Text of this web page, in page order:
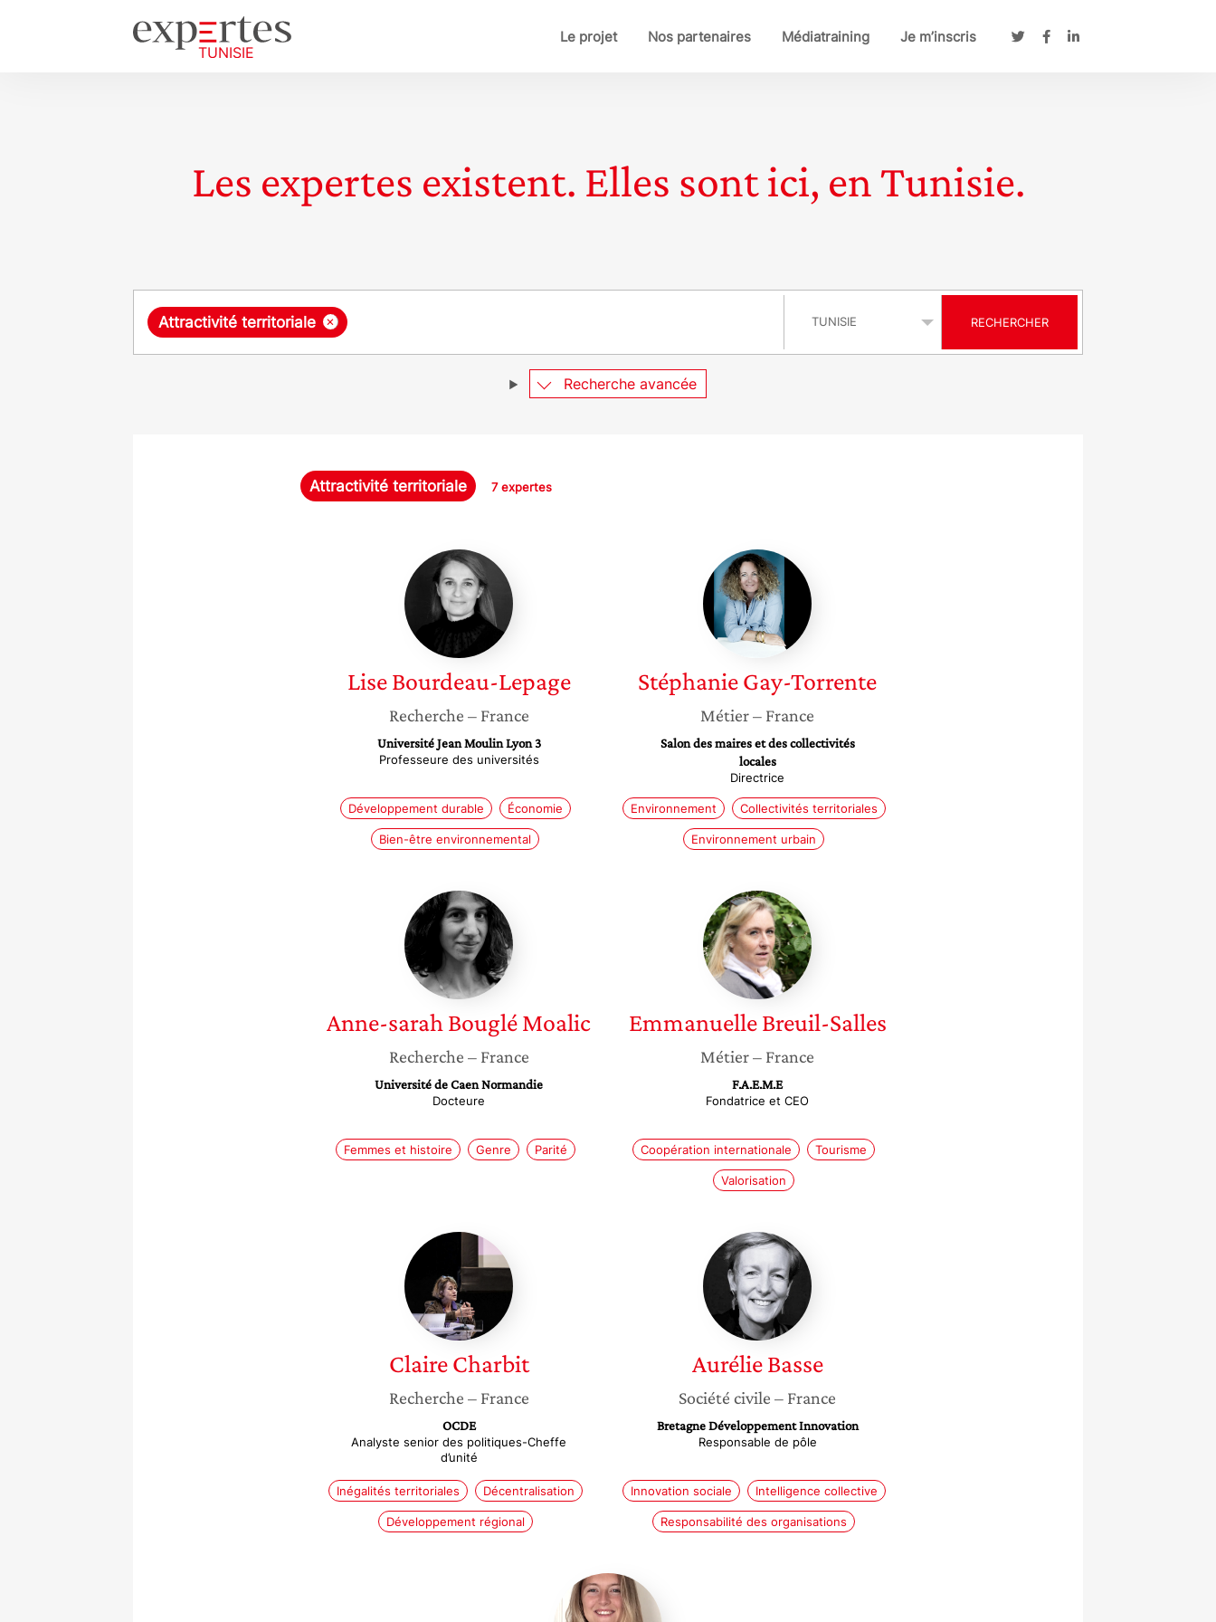
Le projet Nos partenaires Médiatraining Je m’inscris
Les expertes existent. Elles sont ici, en Tunisie.
Requête ×
Attractivité territoriale RECHERCHER
Recherche avancée
Attractivité territoriale 7 expertes
Lise
Bourdeau-
Lepage
Lise Bourdeau-Lepage
Recherche – France
Université Jean Moulin Lyon 3
Professeure des universités
Développement durable Économie
Bien-être environnemental
Stéphanie
Gay-
Torrente
StéphanieGay-Torrente
Métier– France
Salon des maires et des collectivités
locales
Directrice
Environnement Collectivités territoriales
Environnement urbain
Anne-
sarah
Bouglé
Moalic
Anne-sarah Bouglé Moalic
Recherche – France
Université de Caen Normandie
Docteure
Femmes et histoire Genre Parité
Emmanuelle
Breuil-
Salles
Emmanuelle Breuil-Salles
Métier– France
F.A.E.M.E
Fondatrice et CEO
Coopération internationale Tourisme
Valorisation
Claire
Charbit
Claire Charbit
Recherche – France
OCDE
Analyste senior des politiques-Cheffe
d’unité
Inégalités territoriales Décentralisation
Développement régional
Aurélie
Basse
Aurélie Basse
Société civile – France
Bretagne Développement Innovation
Responsable de pôle
Innovation sociale Intelligence collective
Responsabilité des organisations
Margaux
Tharaux